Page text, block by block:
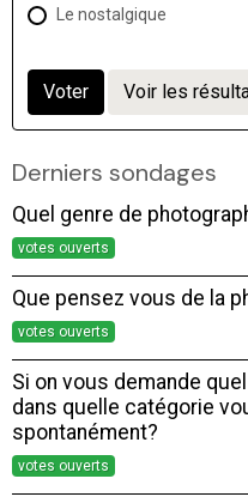
Le nostalgique
Voter Voir les
Derniers sondages
Quel genre de
votes ouverts
Que pensez vous de la
votes ouverts
Si on vous demande
dans quelle catégorie
spontanément?
votes ouverts